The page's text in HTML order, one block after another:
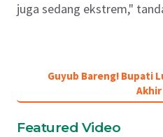
juga sedang ekstrem,"
Guyub Bareng! Bupati
Akhir
Featured Video